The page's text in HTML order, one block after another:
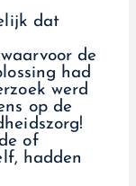
dat
de
had
werd
op de
of
hadden